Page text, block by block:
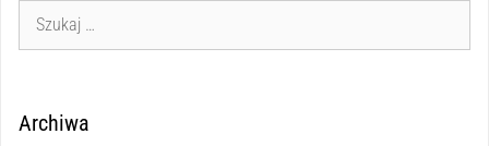
Archiwa